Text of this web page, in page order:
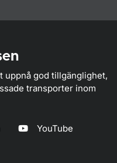
uppnå god tillgänglighet,
transporter inom
YouTube